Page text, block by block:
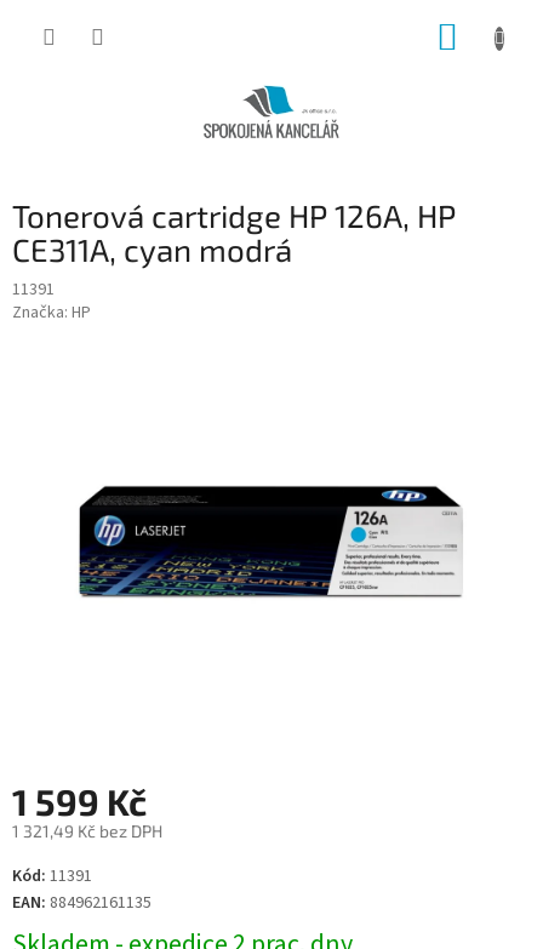
Tonerová cartridge HP 126A, HP
CE311A, cyan modrá
11391
Značka: HP
1 599 Kč
1 321,49 Kč bez DPH
Měrná
cena:
Kód: 11391
EAN: 884962161135